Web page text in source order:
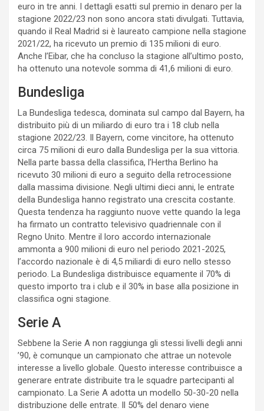
euro in tre anni. I dettagli esatti sul premio in denaro per la
stagione 2022/23 non sono ancora stati divulgati. Tuttavia,
quando il Real Madrid si è laureato campione nella stagione
2021/22, ha ricevuto un premio di 135 milioni di euro.
Anche l’Eibar, che ha concluso la stagione all’ultimo posto,
ha ottenuto una notevole somma di 41,6 milioni di euro.
Bundesliga
La Bundesliga tedesca, dominata sul campo dal Bayern, ha
distribuito più di un miliardo di euro tra i 18 club nella
stagione 2022/23. Il Bayern, come vincitore, ha ottenuto
circa 75 milioni di euro dalla Bundesliga per la sua vittoria.
Nella parte bassa della classifica, l’Hertha Berlino ha
ricevuto 30 milioni di euro a seguito della retrocessione
dalla massima divisione. Negli ultimi dieci anni, le entrate
della Bundesliga hanno registrato una crescita costante.
Questa tendenza ha raggiunto nuove vette quando la lega
ha firmato un contratto televisivo quadriennale con il
Regno Unito. Mentre il loro accordo internazionale
ammonta a 900 milioni di euro nel periodo 2021-2025,
l’accordo nazionale è di 4,5 miliardi di euro nello stesso
periodo. La Bundesliga distribuisce equamente il 70% di
questo importo tra i club e il 30% in base alla posizione in
classifica ogni stagione.
Serie A
Sebbene la Serie A non raggiunga gli stessi livelli degli anni
’90, è comunque un campionato che attrae un notevole
interesse a livello globale. Questo interesse contribuisce a
generare entrate distribuite tra le squadre partecipanti al
campionato. La Serie A adotta un modello 50-30-20 nella
distribuzione delle entrate. Il 50% del denaro viene